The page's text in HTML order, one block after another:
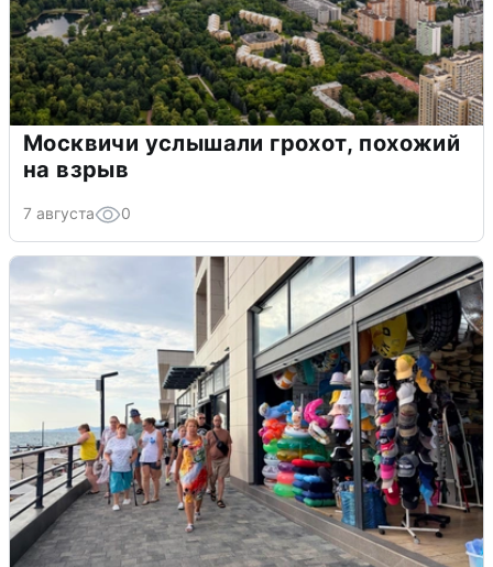
Москвичи услышали грохот, похожий
на взрыв
7 августа 0